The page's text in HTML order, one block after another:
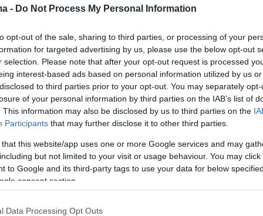
- Do Not Process My Personal Information
opt-out of the sale, sharing to third parties, or processing of your
for targeted advertising by us, please use the below opt-out
selection. Please note that after your opt-out request is processed
interest-based ads based on personal information utilized by us
to third parties prior to your opt-out. You may separately
of your personal information by third parties on the IAB’s list of
This information may also be disclosed by us to third parties on the
Participants that may further disclose it to other third parties.
that this website/app uses one or more Google services and may
but not limited to your visit or usage behaviour. You may
to Google and its third-party tags to use your data for below
consent section.
Data Processing Opt Outs
καλλιτέχνες όπως οι
και Pink δεν
να πουλήσουν εισιτήρια και
συναυλίες
όλων των καλλιτεχνών δεν είναι τα ίδια,
υπάρχουν κάποια θέματα που επηρεάζουν τη μουσική
η Κέρι Ράσελ, η
που σαρώνει στο